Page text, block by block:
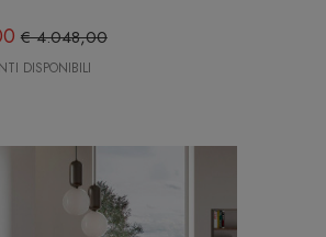
€ 4.048,00
DISPONIBILI